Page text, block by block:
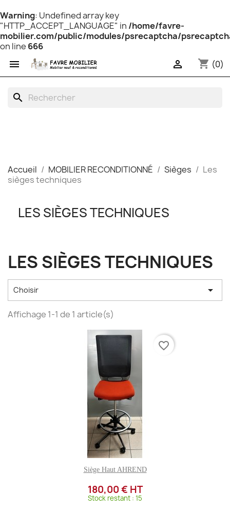
Warning: Undefined array key
"HTTP_ACCEPT_LANGUAGE" in /home/favre-
mobilier.com/public/modules/psrecaptcha/
on line 666
 shopping_cart (0)

search
Accueil MOBILIER RECONDITIONNÉ Sièges
Les
sièges techniques
LES SIÈGES TECHNIQUES
LES SIÈGES TECHNIQUES
Choisir 
Affichage 1-1 de 1 article(s)
Siège Haut AHREND
180,00 € HT
Stock restant : 15
favorite_border